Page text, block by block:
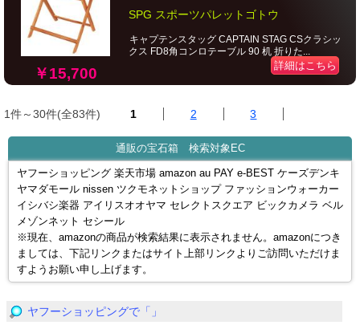
￥15,700
SPG スポーツパレットゴトウ
キャプテンスタッグ CAPTAIN STAG CSクラシッ
クス FD8角コンロテーブル 90 机 折りた...
詳細はこちら
1件～30件(全83件) 1 2 3
通販の宝石箱 検索対象EC
ヤフーショッピング 楽天市場 amazon au PAY e-BEST ケーズデンキ
ヤマダモール nissen ツクモネットショップ ファッションウォーカー
イシバシ楽器 アイリスオオヤマ セレクトスクエア ビックカメラ ベル
メゾンネット セシール
※現在、amazonの商品が検索結果に表示されません。amazonにつき
ましては、下記リンクまたはサイト上部リンクよりご訪問いただけま
すようお願い申し上げます。
ヤフーショッピングで「」